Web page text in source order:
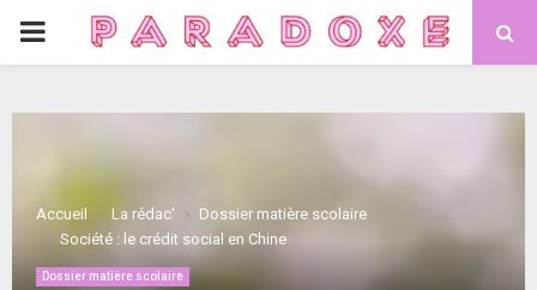
PRIMARY
Accueil La rédac'
Dossier matière scolaire
Société : le crédit social en Chine
Dossier matière scolaire